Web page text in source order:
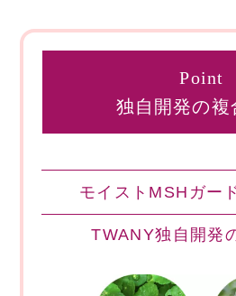
Point
独自開発の複
モイストMSHガー
TWANY独自開発